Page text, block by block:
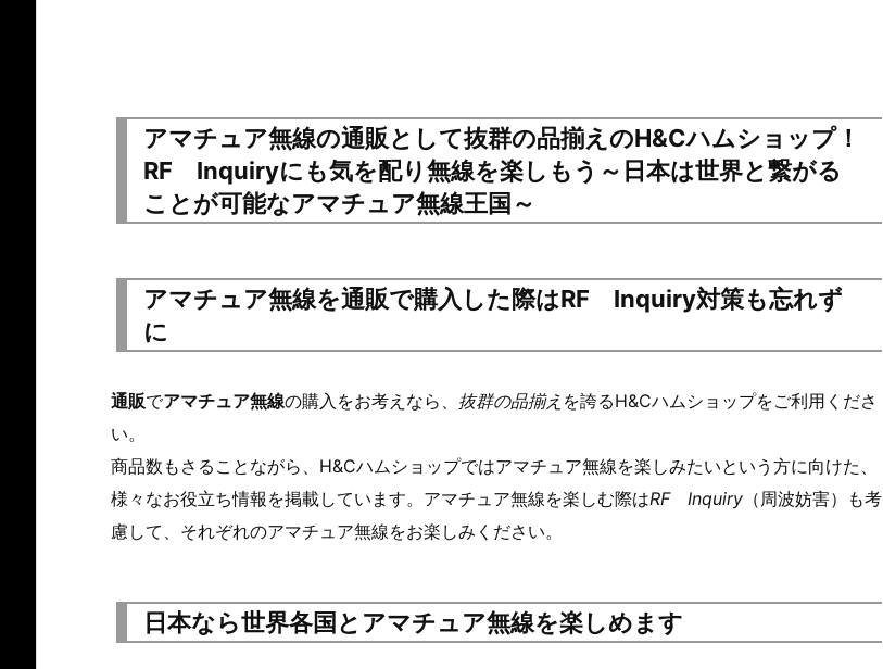
アマチュア無線の通販として抜群の品揃えのH&Cハムショップ！
RF Inquiryにも気を配り無線を楽しもう～日本は世界と繋がる
ことが可能なアマチュア無線王国～
アマチュア無線を通販で購入した際はRF Inquiry対策も忘れず
に
通販でアマチュア無線の購入をお考えなら、 抜群の品揃え を誇るH&Cハムショップをご利用くださ
い。
商品数もさることながら、H&Cハムショップではアマチュア無線を楽しみたいという方に向けた、
様々なお役立ち情報を掲載しています。アマチュア無線を楽しむ際はRF Inquiry （周波妨害）も考
慮して、それぞれのアマチュア無線をお楽しみください。
日本なら世界各国とアマチュア無線を楽しめます